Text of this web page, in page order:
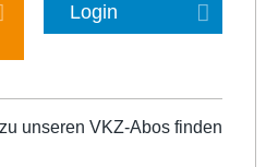
Login
unseren VKZ-Abos finden